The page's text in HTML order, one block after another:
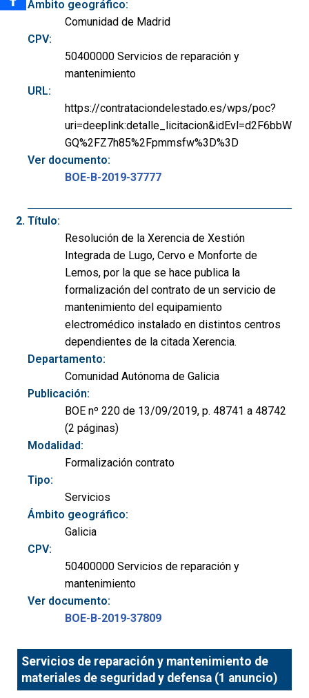
Ámbito geográfico:
Comunidad de Madrid
CPV:
50400000 Servicios de reparación y
mantenimiento
URL:
https://contrataciondelestado.es/wps/poc?
uri=deeplink:detalle_licitacion&idEvl=d2F6bbW
GQ%2FZ7h85%2Fpmmsfw%3D%3D
Ver documento:
BOE-B-2019-37777
Título:
Resolución de la Xerencia de Xestión
Integrada de Lugo, Cervo e Monforte de
Lemos, por la que se hace publica la
formalización del contrato de un servicio de
mantenimiento del equipamiento
electromédico instalado en distintos centros
dependientes de la citada Xerencia.
Departamento:
Comunidad Autónoma de Galicia
Publicación:
BOE nº 220 de 13/09/2019, p. 48741 a 48742
(2 páginas)
Modalidad:
Formalización contrato
Tipo:
Servicios
Ámbito geográfico:
Galicia
CPV:
50400000 Servicios de reparación y
mantenimiento
Ver documento:
BOE-B-2019-37809
Servicios de reparación y mantenimiento de
materiales de seguridad y defensa (1 anuncio)